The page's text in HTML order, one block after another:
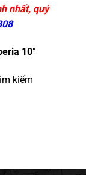
nhất, quý
10"
kiếm